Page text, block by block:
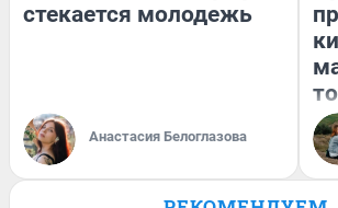
стекается молодежь
Анастасия Белоглазова